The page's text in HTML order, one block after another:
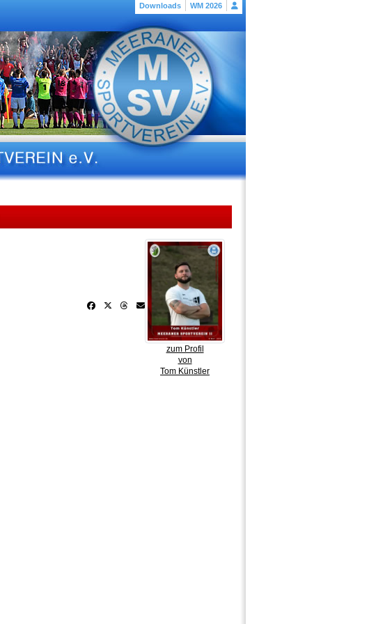
Downloads WM 2026
zum Profil
von
Tom Künstler